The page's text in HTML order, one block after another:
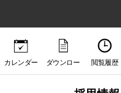
カレンダー
ダウンロー
ド
閲覧履歴